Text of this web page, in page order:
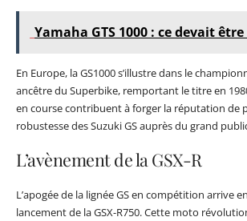
Yamaha GTS 1000 : ce devait
En Europe, la GS1000 s’illustre dans le
ancêtre du Superbike, remportant le titre en
en course contribuent à forger la réputation de
robustesse des Suzuki GS auprès du grand
L’avènement de la GSX-R
L’apogée de la lignée GS en compétition arrive
lancement de la GSX-R750. Cette moto